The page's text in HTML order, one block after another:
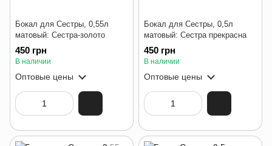
Бокал для Сестры, 0,55л
матовый: Сестра-золото
450 грн
В наличии
Оптовые цены
Бокал для Сестры, 0,5л
матовый: Сестра прекрасна
450 грн
В наличии
Оптовые цены